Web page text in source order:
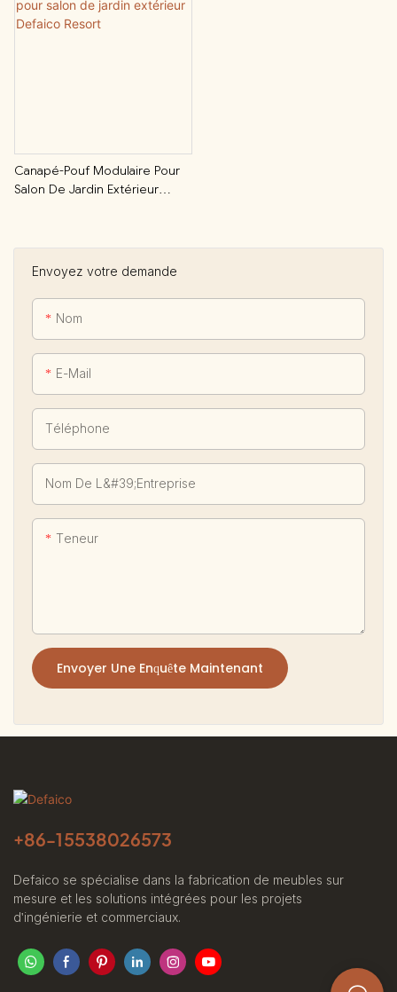
Envoyez votre demande
Nom
E-Mail
Téléphone
Nom De L&#39;entreprise
Teneur
Envoyer Une Enquête Maintenant
Canapé-Pouf Modulaire Pour
Salon De Jardin Extérieur
+86-15538026573
Defaico se spécialise dans la fabrication de meubles sur
mesure et les solutions intégrées pour les projets
d'ingénierie et commerciaux.